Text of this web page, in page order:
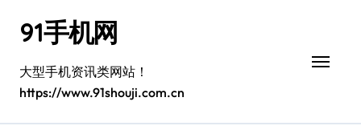
91手机网
大型手机资讯类网站！
https://www.91shouji.com.cn